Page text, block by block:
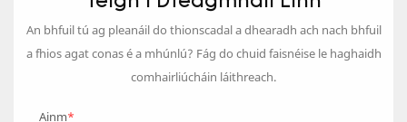
An bhfuil tú ag pleanáil do thionscadal a dhearadh ach nach bhfuil
a fhios agat conas é a mhúnlú? Fág do chuid faisnéise le haghaidh
comhairliúcháin láithreach.
Ainm